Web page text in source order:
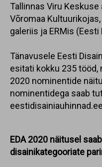
Tallinnas Viru
Võromaa
galeriis ja ERMis
Tänavusele Eesti
esitati kokku 235 tööd,
2020 nominentide
nominentidega saab
EDA 2020 näitusel
disainikategooriate